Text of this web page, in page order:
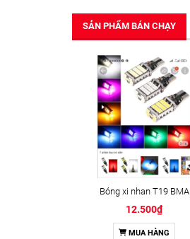
SẢN PHẨM BÁN CHẠY
Bóng xi nhan T19 BMA
12.500₫
MUA HÀNG